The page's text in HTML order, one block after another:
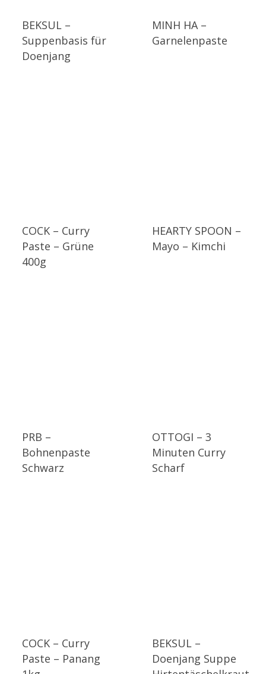
BEKSUL –
Suppenbasis für
Doenjang
MINH HA –
Garnelenpaste
COCK – Curry
Paste – Grüne
400g
HEARTY SPOON –
Mayo – Kimchi
PRB –
Bohnenpaste
Schwarz
OTTOGI – 3
Minuten Curry
Scharf
COCK – Curry
Paste – Panang
BEKSUL –
Doenjang Suppe